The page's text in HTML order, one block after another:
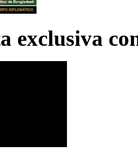
exclusiva